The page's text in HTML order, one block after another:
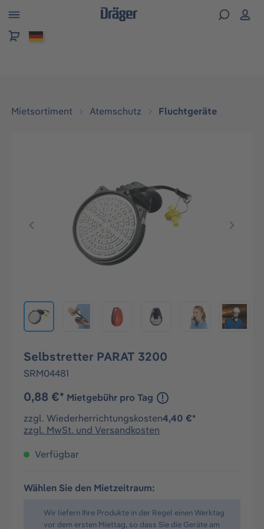
springen
Mietsortiment Atemschutz Fluchtgeräte
Selbstretter PARAT 3200
SRM04481
Mietgebühr pro Tag
0,88 €*
zzgl. Wiederherrichtungskosten4,40 €*
zzgl. MwSt. und Versandkosten
Verfügbar
Wählen Sie den Mietzeitraum:
Wir liefern Ihre Produkte in der Regel einen Werktag
vor dem ersten Miettag, so dass Sie die Geräte am